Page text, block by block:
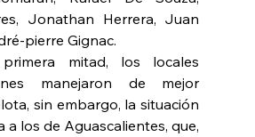
Jonathan Herrera, Juan
pierre Gignac.
mitad, los locales
manejaron de mejor
sin embargo, la situación
a los de Aguascalientes, que,